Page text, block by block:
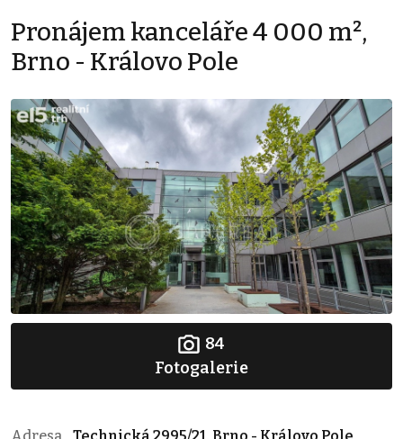
Pronájem kanceláře 4 000 m²,
Brno - Královo Pole
84
Fotogalerie